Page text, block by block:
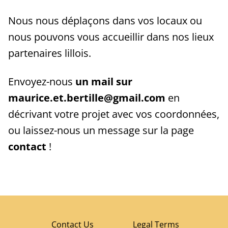
Nous nous déplaçons dans vos locaux ou
nous pouvons vous accueillir dans nos lieux
partenaires lillois.
Envoyez-nous un mail sur
maurice.et.bertille@gmail.com en
décrivant votre projet avec vos coordonnées,
ou laissez-nous un message sur la page
contact !
Contact Us Legal Terms